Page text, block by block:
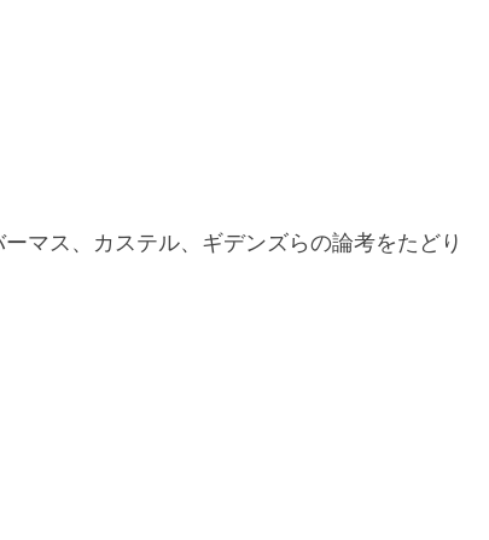
マス、カステル、ギデンズらの論考をたどり